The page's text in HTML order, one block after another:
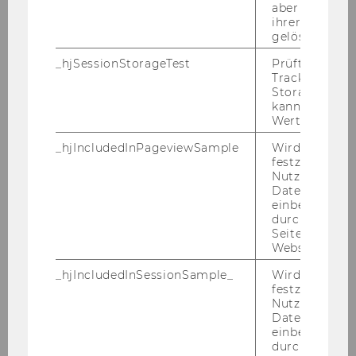
- Knowledge of German is not a must but a
Interested candidates should submit their
application (CV, cover letter, transcript, etc.)
online by following the link below. Candidates
will be shortlisted and will be invited to make a
presentation on a subject of their own choice.
For more information on the Research Institute
for Capital Markets (Institut für strategische
www.wu.ac.at/isk.
Application materials can be submitted
aber fast
ihrer
gelöscht.
_hjSessionStorageTest
Prüft, ob der
Tracking
Storage
kann. Wenn
Wert von 1
_hjIncludedInPageviewSample
Wird gesetzt,
festzustellen,
Nutzer in die
einbezogen
durch das
Website
_hjIncludedInSessionSample_
Wird gesetzt,
festzustellen,
Nutzer in die
einbezogen
durch das